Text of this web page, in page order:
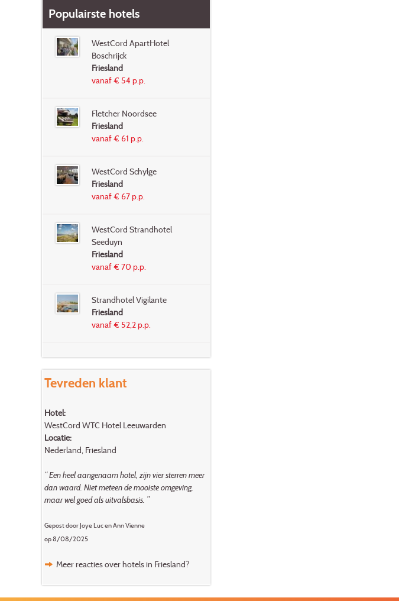
Populairste hotels
WestCord ApartHotel
Boschrijck
Friesland
vanaf € 54 p.p.
Fletcher Noordsee
Friesland
vanaf € 61 p.p.
WestCord Schylge
Friesland
vanaf € 67 p.p.
WestCord Strandhotel
Seeduyn
Friesland
vanaf € 70 p.p.
Strandhotel Vigilante
Friesland
vanaf € 52,2 p.p.
Tevreden klant
Hotel:
WestCord WTC Hotel Leeuwarden
Locatie:
Nederland, Friesland
“ Een heel aangenaam hotel, zijn vier sterren meer
dan waard. Niet meteen de mooiste omgeving,
maar wel goed als uitvalsbasis. ”
Gepost door Joye Luc en Ann Vienne
op 8/08/2025
Meer reacties over hotels in Friesland?